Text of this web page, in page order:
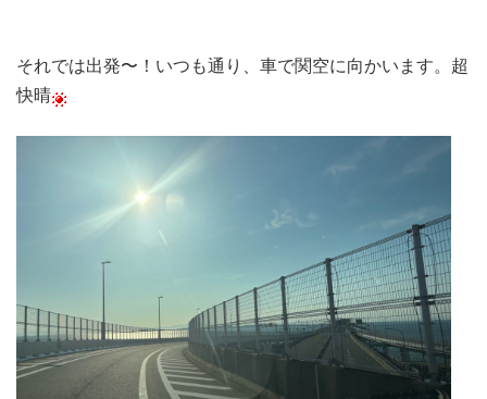
それでは出発〜！いつも通り、車で関空に向かいます。超
快晴